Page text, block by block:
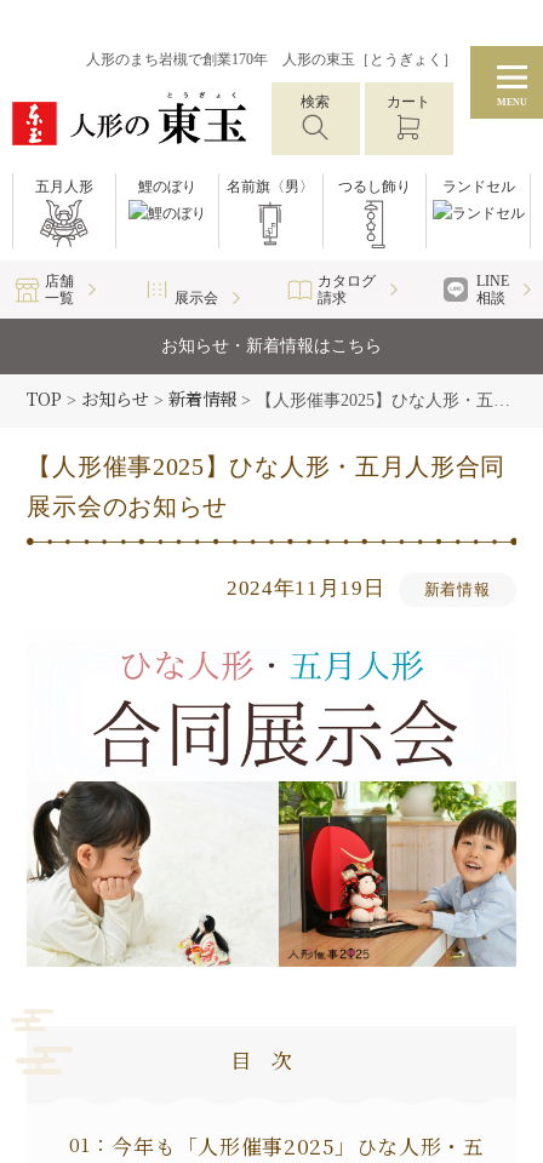
人形のまち岩槻で創業170年 人形の東玉［とうぎょく］
検索 カート MENU
五月人形 鯉のぼり 名前旗〈男〉 つるし飾り ランドセル
店舗
一覧
展示会
カタログ
請求
LINE
相談
お知らせ・新着情報はこちら
TOP > お知らせ >新着情報 > 【人形催事2025】ひな人形・五月人形合同展示会のお知らせ
【人形催事2025】ひな人形・五月人形合同
展示会のお知らせ
2024年11月19日 新着情報
目次
今年も「人形催事2025」ひな人形・五